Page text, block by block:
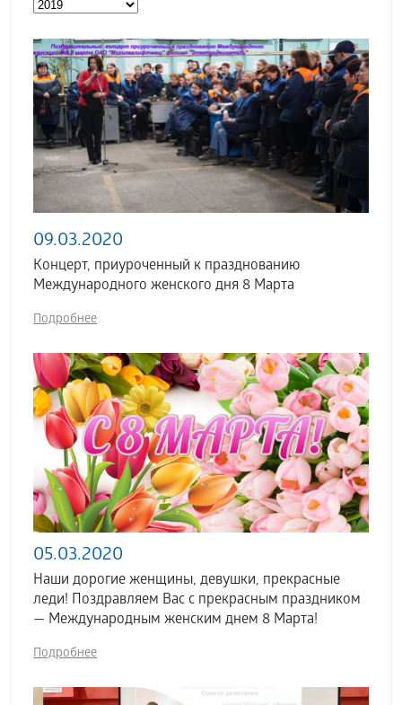
09.03.2020
Концерт, приуроченный к празднованию
Международного женского дня 8 Марта
Подробнее
05.03.2020
Наши дорогие женщины, девушки, прекрасные
леди! Поздравляем Вас с прекрасным праздником
— Международным женским днем 8 Марта!
Подробнее